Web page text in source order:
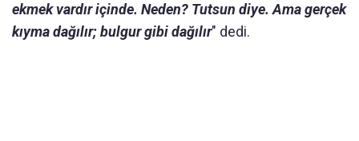
ekmek vardır içinde. Neden? Tutsun diye. Ama gerçek
kıyma dağılır; bulgur gibi dağılır" dedi.